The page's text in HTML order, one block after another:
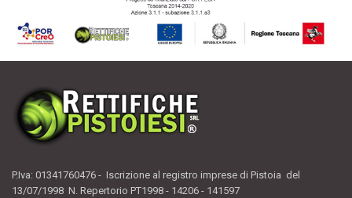
P.Iva: 01341760476 - Iscrizione al registro imprese di Pistoia del
13/07/1998 N. Repertorio PT1998 - 14206 - 141597